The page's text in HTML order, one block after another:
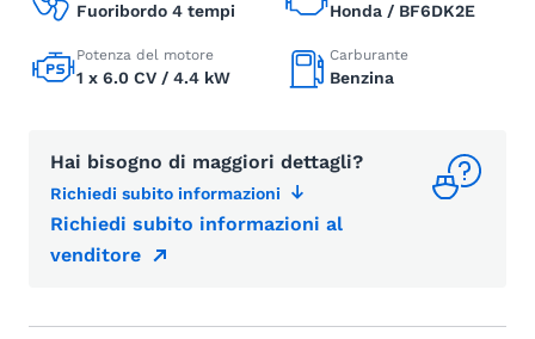
Fuoribordo 4 tempi Honda / BF6DK2E
Potenza del motore
1 x 6.0 CV / 4.4 kW
Carburante
Benzina
Hai bisogno di maggiori dettagli?
Richiedi subito informazioni
Richiedi subito informazioni al
venditore